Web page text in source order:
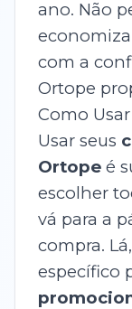
ano. Não
com a
Ortope
Como
Usar seus
Ortopeé
escolher
vá para a
compra.
específico